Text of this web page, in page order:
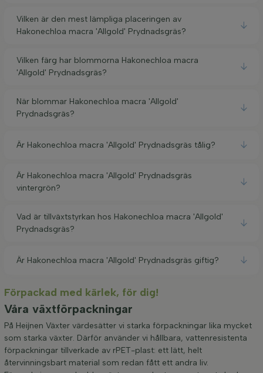
Vilken är den mest lämpliga placeringen av
Hakonechloa macra 'Allgold' Prydnadsgräs?
Vilken färg har blommorna Hakonechloa macra
'Allgold' Prydnadsgräs?
När blommar Hakonechloa macra 'Allgold'
Prydnadsgräs?
Är Hakonechloa macra 'Allgold' Prydnadsgräs tålig?
Är Hakonechloa macra 'Allgold' Prydnadsgräs
vintergrön?
Vad är tillväxtstyrkan hos Hakonechloa macra 'Allgold'
Prydnadsgräs?
Är Hakonechloa macra 'Allgold' Prydnadsgräs giftig?
Förpackad med kärlek, för dig!
Våra växtförpackningar
På Heijnen Växter värdesätter vi starka förpackningar lika mycket
som starka växter. Därför använder vi hållbara, vattenresistenta
förpackningar tillverkade av rPET-plast: ett lätt, helt
återvinningsbart material som redan fått ett andra liv.